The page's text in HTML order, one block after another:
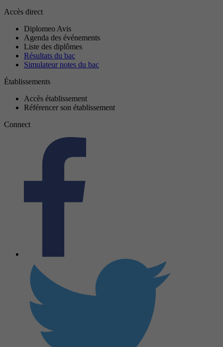
Accès direct
Diplomeo Avis
Agenda des événements
Liste des diplômes
Résultats du bac
Simulateur notes du bac
Établissements
Accès établissement
Référencer son établissement
Connect